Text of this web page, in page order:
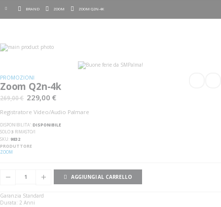
BRAND ZOOM ZOOM Q2N-4K
Vai
alla
galleria
di
immagini
galleria
di
immagini
PROMOZIONI
Zoom Q2n-4k
269,00 € 229,00 €
Registratore Video/Audio Palmare
DISPONIBILITA':DISPONIBILE
SOLO3 RIMASTO/I
SKU 9832
PRODUTTORE
ZOOM
AGGIUNGI AL CARRELLO
Garanzia Standard
Durata: 2 Anni